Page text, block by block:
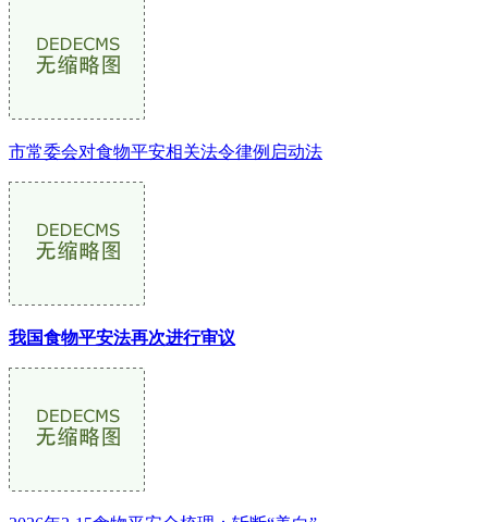
市常委会对食物平安相关法令律例启动法
我国食物平安法再次进行审议